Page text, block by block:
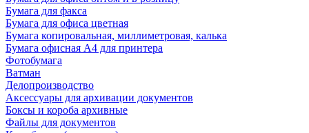
Бумага для факса
Бумага для офиса цветная
Бумага копировальная, миллиметровая, калька
Бумага офисная А4 для принтера
Фотобумага
Ватман
Делопроизводство
Аксессуары для архивации документов
Боксы и короба архивные
Файлы для документов